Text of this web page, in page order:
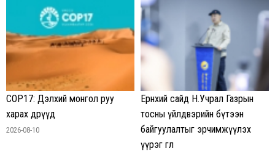
COP17: Дэлхий монгол руу
харах өдрүүд
2026-08-10
Ерөнхий сайд Н.Учрал Газрын
тосны үйлдвэрийн бүтээн
байгуулалтыг эрчимжүүлэх
үүрэг өглөө